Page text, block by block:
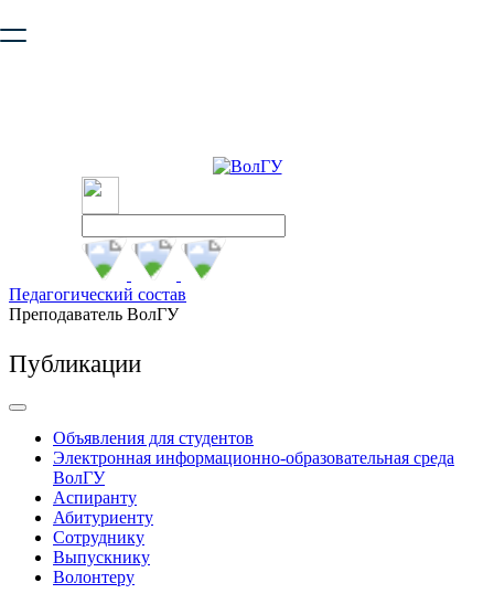
безопасную работу с сайтом. Пожалуйста
Педагогический состав
Преподаватель ВолГУ
Публикации
Объявления для студентов
Электронная информационно-образовательная среда
ВолГУ
Аспиранту
Абитуриенту
Сотруднику
Выпускнику
Волонтеру